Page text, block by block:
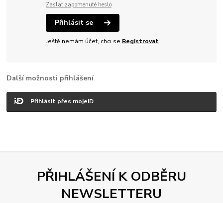
Zaslat zapomenuté heslo
Přihlásit se
Ještě nemám účet, chci se Registrovat
Další možnosti přihlášení
Přihlásit přes mojeID
PŘIHLÁŠENÍ K ODBĚRU
NEWSLETTERU